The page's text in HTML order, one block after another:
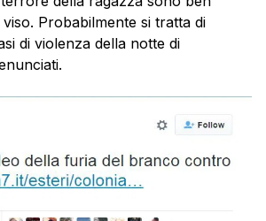
Probabilmente si tratta di
di violenza della notte di